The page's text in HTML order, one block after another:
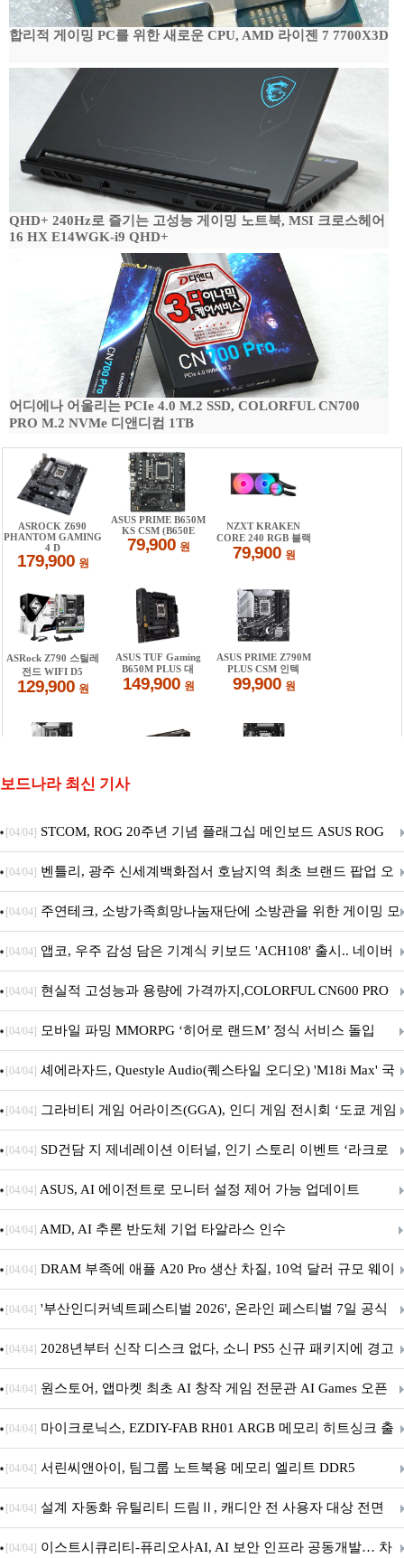
합리적 게이밍 PC를 위한 새로운 CPU, AMD 라이젠 7 7700X3D
QHD+ 240Hz로 즐기는 고성능 게이밍 노트북, MSI 크로스헤어
16 HX E14WGK-i9 QHD+
어디에나 어울리는 PCIe 4.0 M.2 SSD, COLORFUL CN700
PRO M.2 NVMe 디앤디컴 1TB
보드나라 최신 기사
[04/04] STCOM, ROG 20주년 기념 플래그십 메인보드 ASUS ROG
Crosshair X870E EDITION 20 국내 출시 예정
[04/04] 벤틀리, 광주 신세계백화점서 호남지역 최초 브랜드 팝업 오
픈
[04/04] 주연테크, 소방가족희망나눔재단에 소방관을 위한 게이밍 모
니터·스마트 펫 침대 기부
[04/04] 앱코, 우주 감성 담은 기계식 키보드 'ACH108' 출시.. 네이버
브랜드데이 기획전 진행
[04/04] 현실적 고성능과 용량에 가격까지,COLORFUL CN600 PRO
M.2 NVMe 디앤디컴 1TB
[04/04] 모바일 파밍 MMORPG ‘히어로 랜드M’ 정식 서비스 돌입
[04/04] 셰에라자드, Questyle Audio(퀘스타일 오디오) 'M18i Max' 국
내 정식 출시
[04/04] 그라비티 게임 어라이즈(GGA), 인디 게임 전시회 ‘도쿄 게임
던전 13’ 참가!
[04/04] SD건담 지 제네레이션 이터널, 인기 스토리 이벤트 ‘라크로
아의 용사’ 재개최 및 풍성한 기념 이벤트 실시!
[04/04] ASUS, AI 에이전트로 모니터 설정 제어 가능 업데이트
[04/04] AMD, AI 추론 반도체 기업 타알라스 인수
[04/04] DRAM 부족에 애플 A20 Pro 생산 차질, 10억 달러 규모 웨이
퍼 대기
[04/04] '부산인디커넥트페스티벌 2026', 온라인 페스티벌 7일 공식
개막... 22일간 진행
[04/04] 2028년부터 신작 디스크 없다, 소니 PS5 신규 패키지에 경고
문 추가
[04/04] 원스토어, 앱마켓 최초 AI 창작 게임 전문관 AI Games 오픈
[04/04] 마이크로닉스, EZDIY-FAB RH01 ARGB 메모리 히트싱크 출
시
[04/04] 서린씨앤아이, 팀그룹 노트북용 메모리 엘리트 DDR5
5600MHz 16GB 출시
[04/04] 설계 자동화 유틸리티 드림Ⅱ, 캐디안 전 사용자 대상 전면
무상 배포
[04/04] 이스트시큐리티-퓨리오사AI, AI 보안 인프라 공동개발… 차